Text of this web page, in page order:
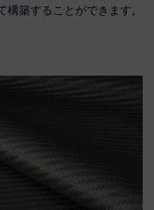
築することができます。